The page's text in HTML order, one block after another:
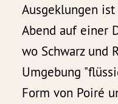
Ausgeklungen
Abend auf einer
wo Schwarz und
Umgebung
Form von Poiré